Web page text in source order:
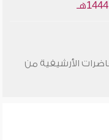
الأرشيفية من